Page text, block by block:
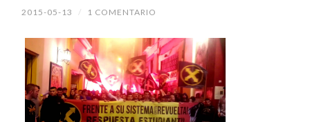
2015-05-13 / 1 COMENTARIO